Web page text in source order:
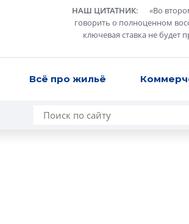
НАШ ЦИТАТНИК: «Во
говорить о полноценном
ключевая ставка не будет
Всё про жильё